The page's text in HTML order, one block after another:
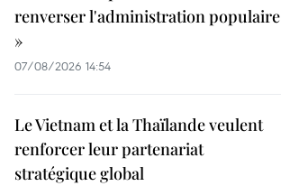
renverser l'administration populaire
»
07/08/2026 14:54
Le Vietnam et la Thaïlande veulent
renforcer leur partenariat
stratégique global